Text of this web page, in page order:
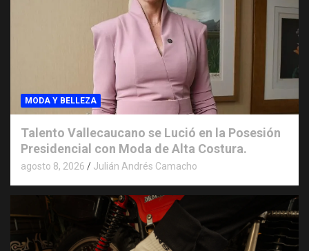
MODA Y BELLEZA
Talento Vallecaucano se Lució en la Posesión
Presidencial con Moda de Alta Costura.
agosto 8, 2026 Julián Andrés Camacho